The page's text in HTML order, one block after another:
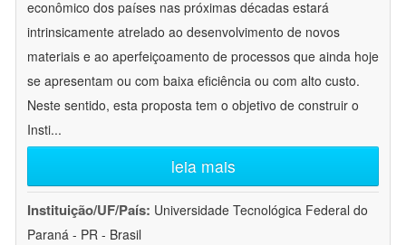
econômico dos países nas próximas décadas estará
intrinsicamente atrelado ao desenvolvimento de novos
materiais e ao aperfeiçoamento de processos que ainda hoje
se apresentam ou com baixa eficiência ou com alto custo.
Neste sentido, esta proposta tem o objetivo de construir o
Insti...
leia mais
Instituição/UF/País: Universidade Tecnológica Federal do
Paraná - PR - Brasil